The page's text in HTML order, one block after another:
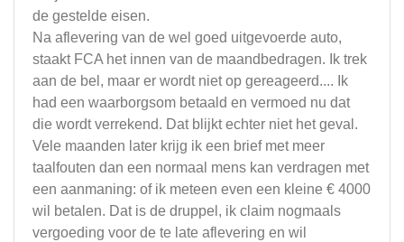
de gestelde eisen.
Na aflevering van de wel goed uitgevoerde auto,
staakt FCA het innen van de maandbedragen. Ik trek
aan de bel, maar er wordt niet op gereageerd.... Ik
had een waarborgsom betaald en vermoed nu dat
die wordt verrekend. Dat blijkt echter niet het geval.
Vele maanden later krijg ik een brief met meer
taalfouten dan een normaal mens kan verdragen met
een aanmaning: of ik meteen even een kleine € 4000
wil betalen. Dat is de druppel, ik claim nogmaals
vergoeding voor de te late aflevering en wil